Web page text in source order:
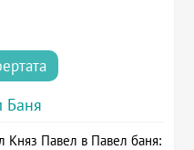
Баня
Княз Павел в Павел баня: